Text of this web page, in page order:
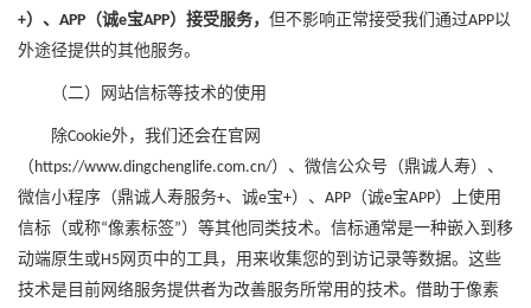
+）、 APP （诚e宝APP）接受服务， 但不影响正常接受我们通过APP以
外途径提供的其他服务。
（二）网站信标等技术的使用
除Cookie外，我们还会在官网
（https://www.dingchenglife.com.cn/）、微信公众号（鼎诚人寿）、
微信小程序（鼎诚人寿服务+、诚e宝+）、 APP （诚e宝APP）
上使用
信标（或称“像素标签”）等其他同类技术。信标通常是一种嵌入到移
动端原生或H5网页中的工具，用来收集您的到访记录等数据。这些
技术是目前网络服务提供者为改善服务所常用的技术。借助于像素